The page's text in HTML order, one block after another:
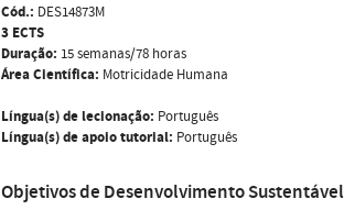
Cód.: DES14873M
3 ECTS
Duração: 15 semanas/78 horas
Área Científica: Motricidade Humana
Língua(s) de lecionação: Português
Língua(s) de apoio tutorial: Português
Objetivos de Desenvolvimento Sustentável